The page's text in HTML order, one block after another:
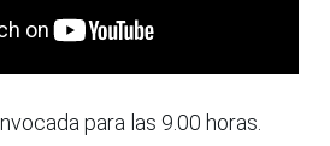
para las 9.00 horas.